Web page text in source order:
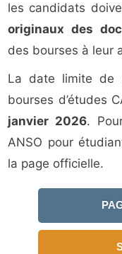
les candidats
originaux des
des bourses à leur
La date limite de
bourses d’études
janvier 2026.
ANSO pour
la page officielle.